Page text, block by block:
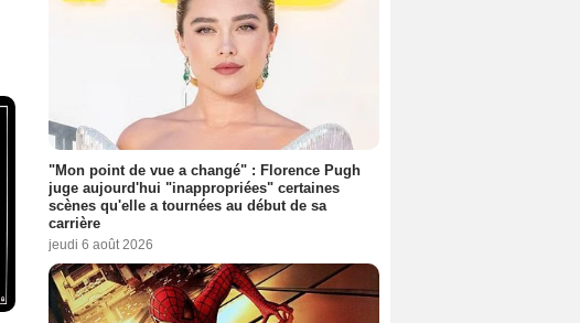
"Mon point de vue a changé" : Florence Pugh
juge aujourd'hui "inappropriées" certaines
scènes qu'elle a tournées au début de sa
carrière
jeudi 6 août 2026